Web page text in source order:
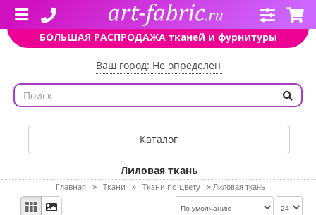
БОЛЬШАЯ РАСПРОДАЖА тканей и фурнитуры
Ваш город: Не определен
Каталог
Лиловая ткань
Главная » Ткани » Ткани по цвету » Лиловая ткань